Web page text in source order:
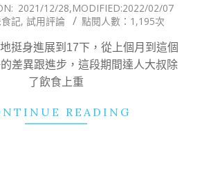
2021/12/28,MODIFIED:2022/02/07
記, 試用評論 點閱人數：1,195次
挺身進展到17下，從上個月到這個
差異跟進步，這段期間達人大叔除
了飲食上重
READING